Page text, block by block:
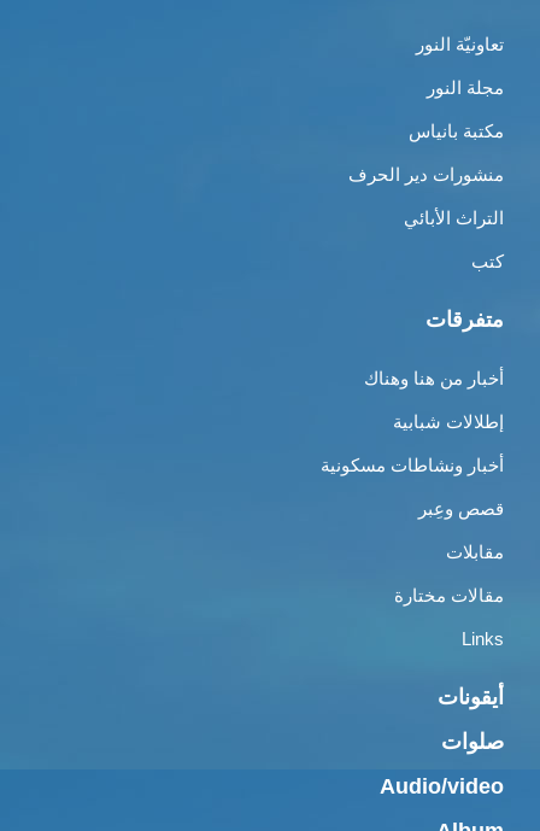
تعاونيّة النور
مجلة النور
مكتبة بانياس
منشورات دير الحرف
التراث الأبائي
كتب
متفرقات
أخبار من هنا وهناك
إطلالات شبابية
أخبار ونشاطات مسكونية
قصص وعِبر
مقابلات
مقالات مختارة
Links
أيقونات
صلوات
Audio/video